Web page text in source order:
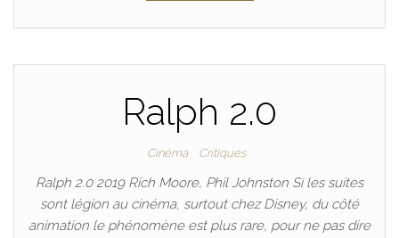
Ralph 2.0
Cinéma Critiques
Ralph 2.0 2019 Rich Moore, Phil Johnston Si les suites
sont légion au cinéma, surtout chez Disney, du côté
animation le phénomène est plus rare, pour ne pas dire